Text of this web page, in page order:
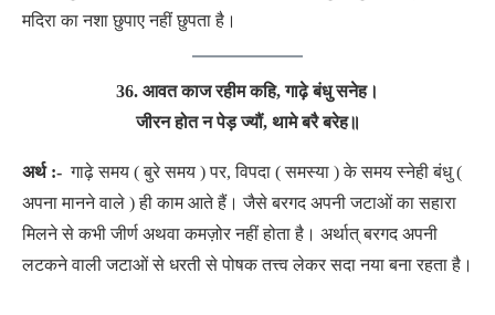
मदिरा का नशा छुपाए नहीं छुपता है।
36. आवतकाज रहीम कहि, गाढ़े बंधु सनेह।
जीरन होत न पेड़ ज्यौं, थामे बरै बरेह॥
अर्थ :-गाढ़े समय ( बुरे समय ) पर, विपदा ( समस्या ) के समय स्नेही बंधु (
अपना मानने वाले ) ही काम आते हैं। जैसे बरगद अपनी जटाओं का सहारा
मिलने से कभी जीर्ण अथवा कमज़ोर नहीं होता है। अर्थात् बरगद अपनी
लटकने वाली जटाओं से धरती से पोषक तत्त्व लेकर सदा नया बना रहता है।